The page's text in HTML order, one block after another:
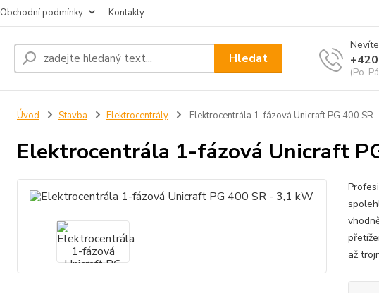
Obchodní podmínky Kontakty
Hledat
(Po-
Úvod Stavba Elektrocentrály Elektrocentrála 1-fázová Unicraft PG 400 SR
Elektrocentrála 1-fázová Unicraft
až